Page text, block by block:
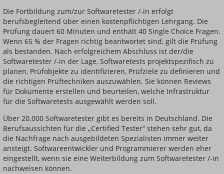
Die Fortbildung zum/zur Softwaretester /-in erfolgt
berufsbegleitend über einen kostenpflichtigen Lehrgang. Die
Prüfung dauert 60 Minuten und enthält 40 Single Choice Fragen.
Wenn 65 % der Fragen richtig beantwortet sind, gilt die Prüfung
als bestanden. Nach erfolgreichem Abschluss ist der/die
Softwaretester /-in der Lage, Softwaretests projektspezifisch zu
planen, Prüfobjekte zu identifizieren, Prüfziele zu definieren und
die richtigen Prüftechniken auszuwählen. Sie können Reviews
für Dokumente erstellen und beurteilen, welche Infrastruktur
für die Softwaretests ausgewählt werden soll.
Über 20.000 Softwaretester gibt es bereits in Deutschland. Die
Berufsaussichten für die „Certified Tester“ stehen sehr gut, da
die Nachfrage nach ausgebildeten Spezialisten immer weiter
ansteigt. Softwareentwickler und Programmierer werden eher
eingestellt, wenn sie eine Weiterbildung zum Softwaretester /-in
nachweisen können.